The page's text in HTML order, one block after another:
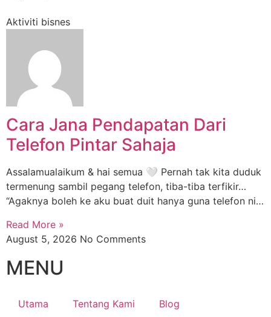
Aktiviti bisnes
Cara Jana Pendapatan Dari
Telefon Pintar Sahaja
Assalamualaikum & hai semua 🤍 Pernah tak kita duduk
termenung sambil pegang telefon, tiba-tiba terfikir…
“Agaknya boleh ke aku buat duit hanya guna telefon ni…
Read More »
August 5, 2026 No Comments
MENU
Utama Tentang Kami Blog